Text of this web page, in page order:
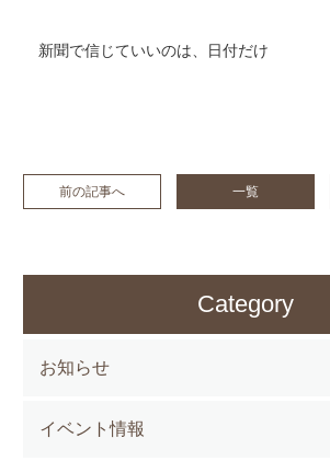
新聞で信じていいのは、日付だけ
前の記事へ 一覧
Category
お知らせ
イベント情報